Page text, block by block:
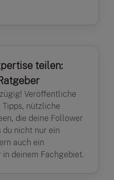
teilen:
Veröffentliche
nützliche
die deine Follower
du nicht nur ein
auch ein
deinem Fachgebiet.